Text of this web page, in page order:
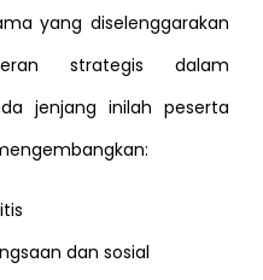
yang diselenggarakan
strategis dalam
jenjang inilah peserta
dan sosial